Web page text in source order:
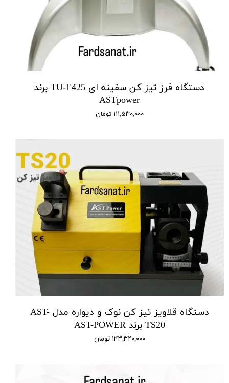
دستگاه فرز تیز کن سفینه ای TU-E425 برند
ASTpower
۱۱۱,۵۳۰,۰۰۰ تومان
دستگاه قلاویز تیز کن نوک و دیواره مدل AST-
TS20 برند AST-POWER
۱۴۳,۳۲۰,۰۰۰ تومان